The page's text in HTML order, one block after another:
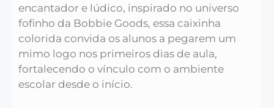
encantador e lúdico, inspirado no universo
fofinho da Bobbie Goods, essa caixinha
colorida convida os alunos a pegarem um
mimo logo nos primeiros dias de aula,
fortalecendo o vínculo com o ambiente
escolar desde o início.